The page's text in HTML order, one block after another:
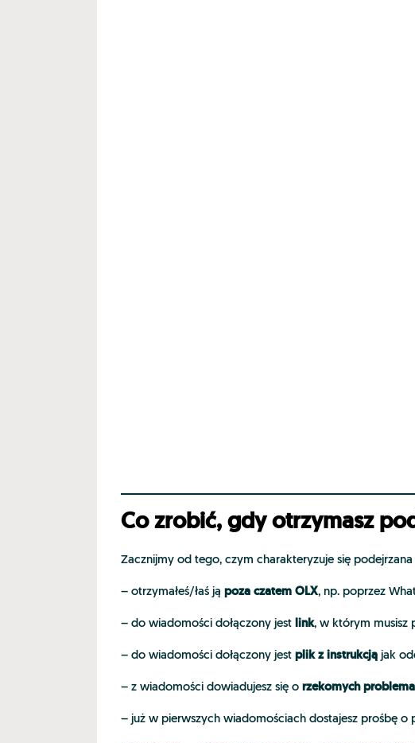
Co zrobić, gdy otrzymasz
Zacznijmy od tego, czym charakteryzuje się
– otrzymałeś/łaś ją poza czatem OLX, np. poprzez
– do wiadomości dołączony jest link, w którym musisz
– do wiadomości dołączony jest plik z instrukcją jak
– z wiadomości dowiadujesz się o rzekomych
– już w pierwszych wiadomościach dostajesz prośbę o